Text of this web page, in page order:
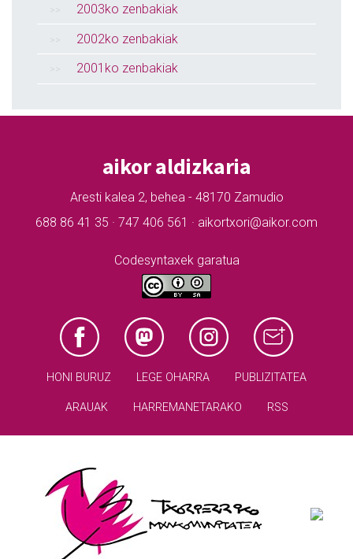
2003ko zenbakiak
2002ko zenbakiak
2001ko zenbakiak
aikor aldizkaria
Aresti kalea 2, behea - 48170 Zamudio
688 86 41 35 · 747 406 561 · aikortxori@aikor.com
Codesyntaxek garatua
HONI BURUZ LEGE OHARRA PUBLIZITATEA
ARAUAK HARREMANETARAKO RSS